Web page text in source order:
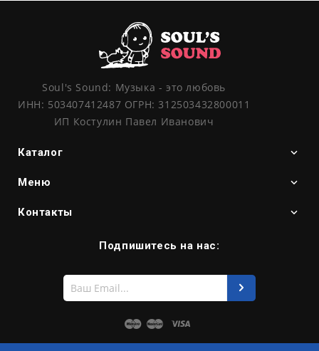
Soul's Sound: Музыка - это любовь
ИНН: 503407412487 ОГРН: 312503432800011
ИП Костулин Павел Иванович
Каталог
Меню
Контакты
Подпишитесь на нас:
Введите
e-
Maestro
Master